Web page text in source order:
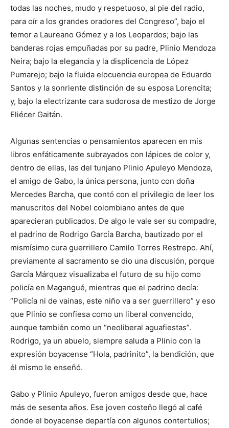
todas las noches, mudo y respetuoso, al pie del radio,
para oír a los grandes oradores del Congreso”, bajo el
temor a Laureano Gómez y a los Leopardos; bajo las
banderas rojas empuñadas por su padre, Plinio Mendoza
Neira; bajo la elegancia y la displicencia de López
Pumarejo; bajo la fluida elocuencia europea de Eduardo
Santos y la sonriente distinción de su esposa Lorencita;
y, bajo la electrizante cara sudorosa de mestizo de Jorge
Eliécer Gaitán.
Algunas sentencias o pensamientos aparecen en mis
libros enfáticamente subrayados con lápices de color y,
dentro de ellas, las del tunjano Plinio Apuleyo Mendoza,
el amigo de Gabo, la única persona, junto con doña
Mercedes Barcha, que contó con el privilegio de leer los
manuscritos del Nobel colombiano antes de que
aparecieran publicados. De algo le vale ser su compadre,
el padrino de Rodrigo García Barcha, bautizado por el
mismísimo cura guerrillero Camilo Torres Restrepo. Ahí,
previamente al sacramento se dio una discusión, porque
García Márquez visualizaba el futuro de su hijo como
policía en Magangué, mientras que el padrino decía:
“Policía ni de vainas, este niño va a ser guerrillero” y eso
que Plinio se confiesa como un liberal convencido,
aunque también como un “neoliberal aguafiestas”.
Rodrigo, ya un abuelo, siempre saluda a Plinio con la
expresión boyacense “Hola, padrinito”, la bendición, que
él mismo le enseñó.
Gabo y Plinio Apuleyo, fueron amigos desde que, hace
más de sesenta años. Ese joven costeño llegó al café
donde el boyacense departía con algunos contertulios;